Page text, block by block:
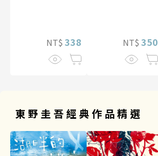
NT$ 338 NT$ 350
東野圭吾經典作品精選